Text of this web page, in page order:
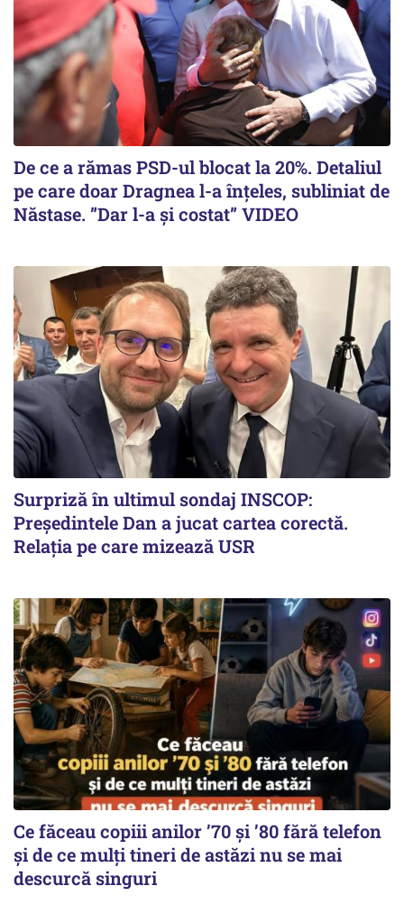
De ce a rămas PSD-ul blocat la 20%. Detaliul
pe care doar Dragnea l-a înțeles, subliniat de
Năstase. ”Dar l-a și costat” VIDEO
Surpriză în ultimul sondaj INSCOP:
Președintele Dan a jucat cartea corectă.
Relația pe care mizează USR
Ce făceau copiii anilor ’70 și ’80 fără telefon
și de ce mulți tineri de astăzi nu se mai
descurcă singuri